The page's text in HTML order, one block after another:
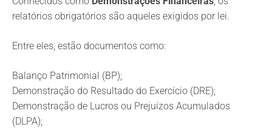
relatórios obrigatórios são aqueles exigidos por lei.
Entre eles, estão documentos como:
Balanço Patrimonial (BP);
Demonstração do Resultado do Exercício (DRE);
Demonstração de Lucros ou Prejuízos Acumulados
(DLPA);